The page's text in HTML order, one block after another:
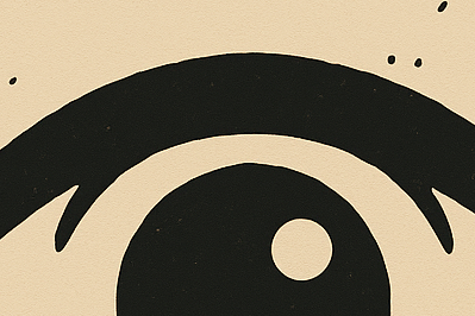
VIVONO LE OPERE SUE